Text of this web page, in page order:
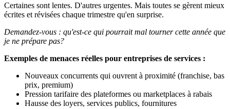
Certaines sont lentes. D'autres urgentes. Mais toutes se gèrent mieux
écrites et révisées chaque trimestre qu'en surprise.
Demandez-vous : qu'est-ce qui pourrait mal tourner cette année que
je ne prépare pas?
Exemples de menaces réelles pour entreprises de services :
Nouveaux concurrents qui ouvrent à proximité (franchise, bas
prix, premium)
Pression tarifaire des plateformes ou marketplaces à rabais
Hausse des loyers, services publics, fournitures